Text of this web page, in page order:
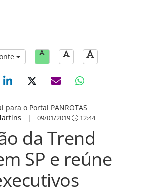
para o Portal PANROTAS
| 09/01/2019 12:44
da Trend
SP e reúne